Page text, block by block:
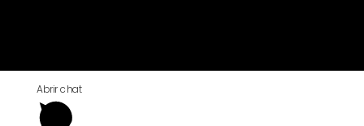
Abrir chat